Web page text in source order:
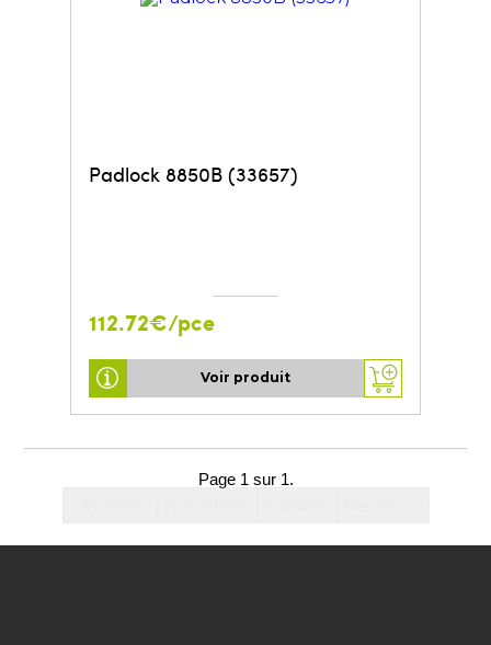
Padlock 8850B (33657)
112.72€/pce
Voir produit
Page 1 sur 1.